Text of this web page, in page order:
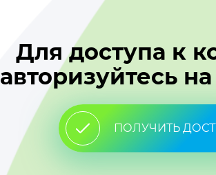
Для доступа к
авторизуйтесь
ПОЛУЧИТЬ